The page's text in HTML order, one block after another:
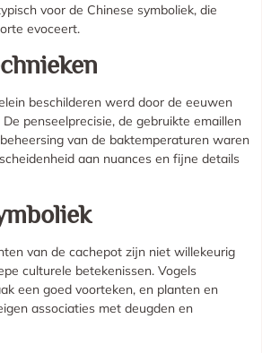
voor de Chinese symboliek, die
evoceert.
beschilderen werd door de eeuwen
penseelprecisie, de gebruikte emaillen
van de baktemperaturen waren
aan nuances en fijne details
van de cachepot zijn niet willekeurig
culturele betekenissen. Vogels
een goed voorteken, en planten en
associaties met deugden en